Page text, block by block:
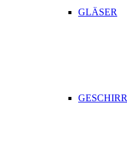
GLÄSER
GESCHIRR